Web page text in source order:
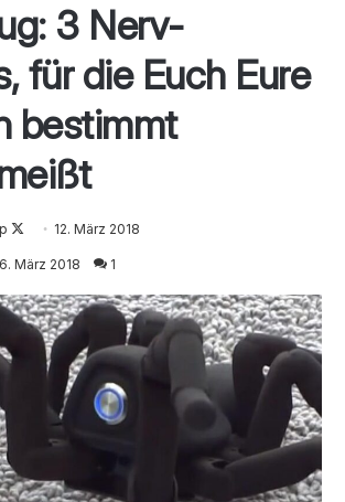
3 Nerv-
für die Euch Eure
bestimmt
Follow
on
12. März 2018
März 2018 1